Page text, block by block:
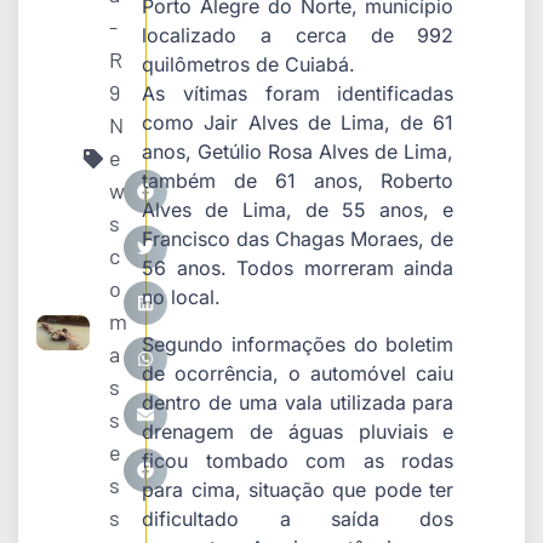
-
R
9
N
e
w
s
c
o
m
a
s
s
e
s
s
Porto Alegre do Norte, município
localizado a cerca de 992
quilômetros de Cuiabá.
As vítimas foram identificadas
como Jair Alves de Lima, de 61
anos, Getúlio Rosa Alves de Lima,
também de 61 anos, Roberto
Alves de Lima, de 55 anos, e
Francisco das Chagas Moraes, de
56 anos. Todos morreram ainda
no local.
Segundo informações do boletim
de ocorrência, o automóvel caiu
dentro de uma vala utilizada para
drenagem de águas pluviais e
ficou tombado com as rodas
para cima, situação que pode ter
dificultado a saída dos